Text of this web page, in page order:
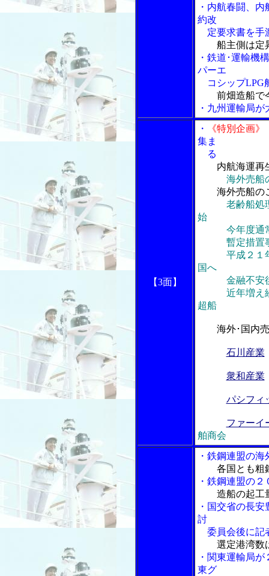
・内航春闘、
約改
定要求書を手
船主側は定
・鉄道･運輸機
パーエ
コシップLPG
前畑造船で
・九州運輸局
【3面】
・ 《特別企画》
集ま
る
内航海運再
海外売船
海外売船の
老齢船処
始
今年度通常
暫定措置事
平成２１年
国へ
金融不安後
近年増え続
超船
海外･国内
石川産業
衆和産業
パシフィ
ファーイ
舶商会
・鉄鋼連盟の
各国とも粗
・鉄鋼連盟の
造船の起工
・国交省の長
討
委員会後に記
選定港湾数
・関東運輸局
東グ